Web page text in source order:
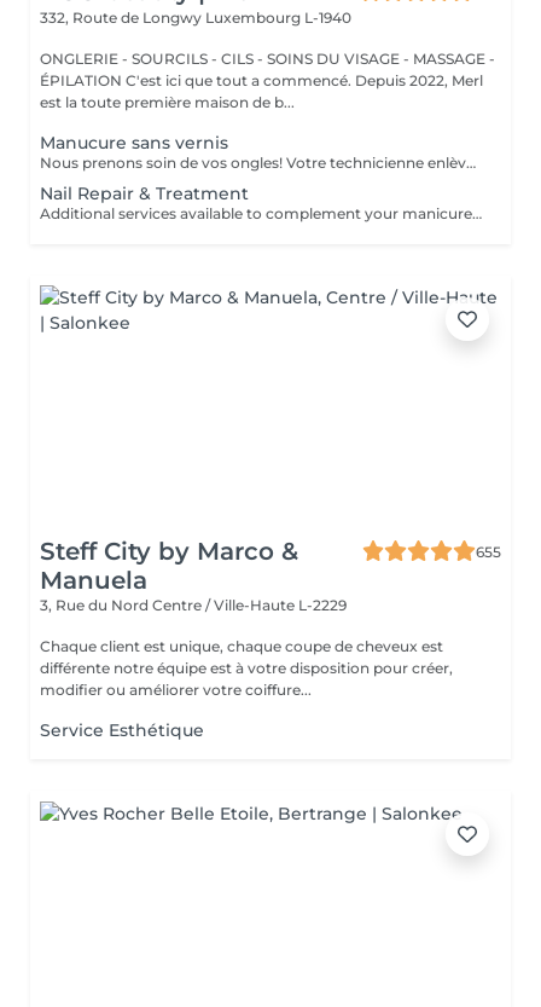
332, Route de Longwy Luxembourg L-1940
ONGLERIE - SOURCILS - CILS - SOINS DU VISAGE - MASSAGE -
ÉPILATION C'est ici que tout a commencé. Depuis 2022, Merl
est la toute première maison de b...
Manucure sans vernis
Nous prenons soin de vos ongles! Votre technicienne enlèvera délicatement les cellules mortes, façonnera et limera vos ongles, et polira la surface extérieure pour un fini lisse et naturel. Nos experts proposent des manucures à bords, hardware ou combinées, selon vos préférences. Comment se fait une manucure sans vernis? - la peau rugueuse est délicatement enlevée - la forme de la plaque de l'ongle est corrigée avec douceur - les cuticules et bords latéraux sont soigneusement traités - de l'huile nourrissante pour les cuticules et de la crème pour les mains sont appliquées pour nourrir et hydrater Limitations d'âge: recommandé à partir de 14 ans. Recommandations post-procédure: aucun soin particulier n'est nécessaire après cette procédure. Fréquence: une fois toutes les 3 semaines.
Nail Repair & Treatment
Additional services available to complement your manicure or as standalone treatments. Nail Repair per nail (during service) Minor repair of a single nail (small crack, local damage or broken nail). This option can be added multiple times if more than one nail requires repair. Charged at 3€ per nail for Manicure with Gel Polish services. Nail Repair per nail (walk-in) Repair of one nail without manicure or polish application. Suitable for clients booking a repair only. Onycholysis Treatment per nail Targeted care for nails affected by onycholysis. Performed without polish to support healthy nail recovery. IBX Nail Repair System Professional nail treatment designed to strengthen and restore natural nails. Can be booked alone or combined with gel removal for deeper repair. Gel Polish Removal Gentle and careful removal of gel polish.
Steff City by Marco &
Manuela
655
3, Rue du Nord Centre / Ville-Haute L-2229
Chaque client est unique, chaque coupe de cheveux est
différente notre équipe est à votre disposition pour créer,
modifier ou améliorer votre coiffure...
Service Esthétique